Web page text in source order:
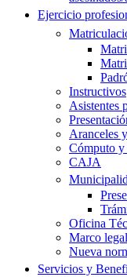
Ejercicio
Instructivos
Asistentes
Aranceles
Cómputo y
CAJA
Oficina
Marco legal
Nueva
Servicios y